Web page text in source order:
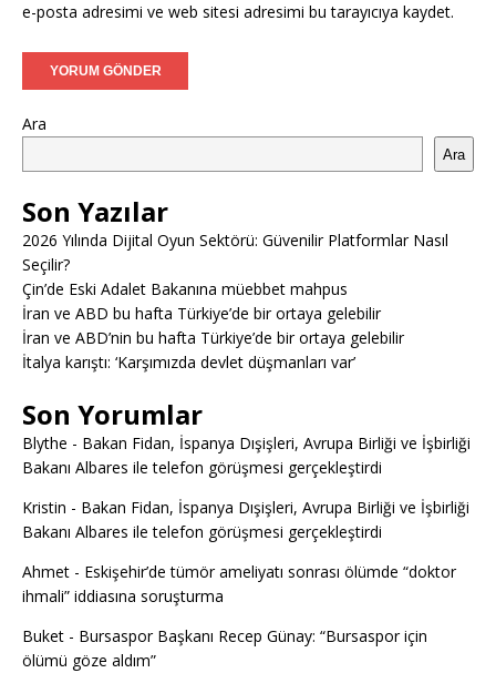
e-posta adresimi ve web sitesi adresimi bu tarayıcıya kaydet.
Ara
Ara
Son Yazılar
2026 Yılında Dijital Oyun Sektörü: Güvenilir Platformlar Nasıl
Seçilir?
Çin’de Eski Adalet Bakanına müebbet mahpus
İran ve ABD bu hafta Türkiye’de bir ortaya gelebilir
İran ve ABD’nin bu hafta Türkiye’de bir ortaya gelebilir
İtalya karıştı: ‘Karşımızda devlet düşmanları var’
Son Yorumlar
Blythe - Bakan Fidan, İspanya Dışişleri, Avrupa Birliği ve İşbirliği
Bakanı Albares ile telefon görüşmesi gerçekleştirdi
Kristin - Bakan Fidan, İspanya Dışişleri, Avrupa Birliği ve İşbirliği
Bakanı Albares ile telefon görüşmesi gerçekleştirdi
Ahmet - Eskişehir’de tümör ameliyatı sonrası ölümde “doktor
ihmali” iddiasına soruşturma
Buket - Bursaspor Başkanı Recep Günay: “Bursaspor için
ölümü göze aldım”